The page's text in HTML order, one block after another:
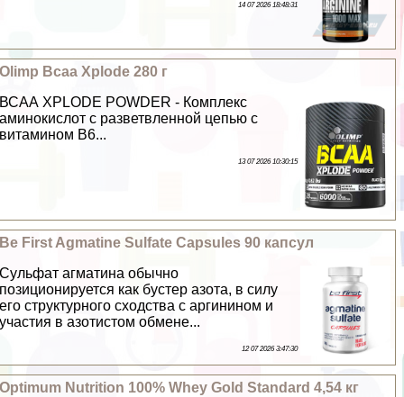
14 07 2026 18:48:31
Olimp Bcaa Xplode 280 г
ВСАА XPLODE POWDER - Комплекс
аминокислот с разветвленной цепью с
витамином В6...
13 07 2026 10:30:15
Be First Agmatine Sulfate Capsules 90 капсул
Сульфат агматина обычно
позиционируется как бустер азота, в силу
его структурного сходства с аргинином и
участия в азотистом обмене...
12 07 2026 3:47:30
Optimum Nutrition 100% Whey Gold Standard 4,54 кг